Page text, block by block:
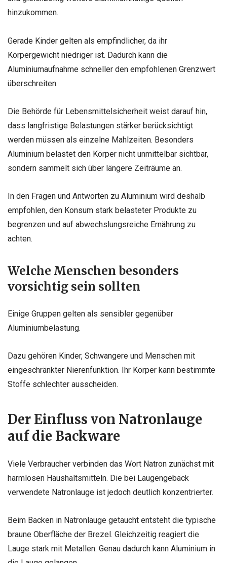
hinzukommen.
Gerade Kinder gelten als empfindlicher, da ihr
Körpergewicht niedriger ist. Dadurch kann die
Aluminiumaufnahme schneller den empfohlenen Grenzwert
überschreiten.
Die Behörde für Lebensmittelsicherheit weist darauf hin,
dass langfristige Belastungen stärker berücksichtigt
werden müssen als einzelne Mahlzeiten. Besonders
Aluminium belastet den Körper nicht unmittelbar sichtbar,
sondern sammelt sich über längere Zeiträume an.
In den Fragen und Antworten zu Aluminium wird deshalb
empfohlen, den Konsum stark belasteter Produkte zu
begrenzen und auf abwechslungsreiche Ernährung zu
achten.
Welche Menschen besonders
vorsichtig sein sollten
Einige Gruppen gelten als sensibler gegenüber
Aluminiumbelastung.
Dazu gehören Kinder, Schwangere und Menschen mit
eingeschränkter Nierenfunktion. Ihr Körper kann bestimmte
Stoffe schlechter ausscheiden.
Der Einfluss von Natronlauge
auf die Backware
Viele Verbraucher verbinden das Wort Natron zunächst mit
harmlosen Haushaltsmitteln. Die bei Laugengebäck
verwendete Natronlauge ist jedoch deutlich konzentrierter.
Beim Backen in Natronlauge getaucht entsteht die typische
braune Oberfläche der Brezel. Gleichzeitig reagiert die
Lauge stark mit Metallen. Genau dadurch kann Aluminium in